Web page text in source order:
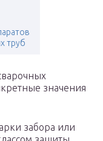
труб
значения
забора или